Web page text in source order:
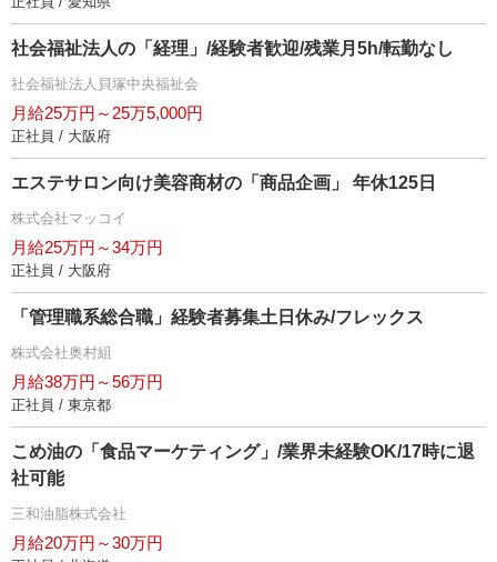
社会福祉法人の「経理」/経験者歓迎/残業月5h/転勤なし
社会福祉法人貝塚中央福祉会
月給25万円～25万5,000円
正社員 / 大阪府
エステサロン向け美容商材の「商品企画」 年休125日
株式会社マッコイ
月給25万円～34万円
正社員 / 大阪府
「管理職系総合職」経験者募集土日休み/フレックス
株式会社奥村組
月給38万円～56万円
正社員 / 東京都
こめ油の「食品マーケティング」/業界未経験OK/17時に退
社可能
三和油脂株式会社
月給20万円～30万円